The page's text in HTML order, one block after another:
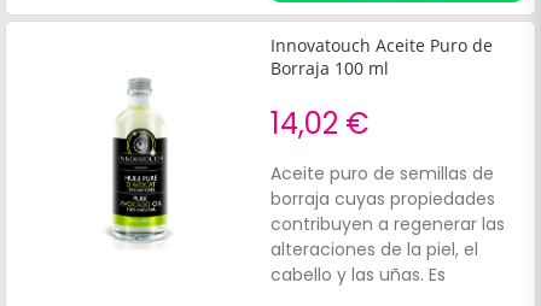
Innovatouch Aceite Puro de
Borraja 100 ml
14,02 €
Aceite puro de semillas de
borraja cuyas propiedades
contribuyen a regenerar las
alteraciones de la piel, el
cabello y las uñas. Es